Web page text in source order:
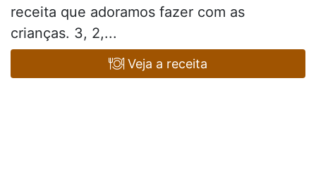
receita que adoramos fazer com as
crianças. 3, 2,...
Veja a receita